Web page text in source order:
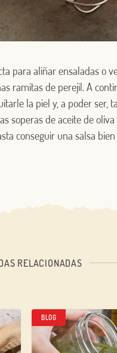
para aliñar ensaladas o
ramitas de perejil. A
la piel y, a poder ser,
soperas de aceite de
conseguir una salsa
RELACIONADAS
BLOG
sesión con Facebook
DE CORREO